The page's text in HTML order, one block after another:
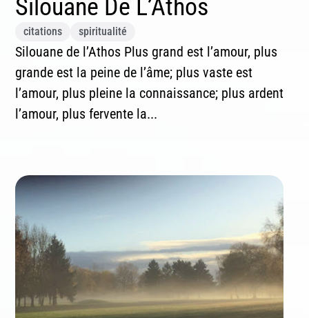
Silouane De L’Athos
citations spiritualité
Silouane de l’Athos Plus grand est l’amour, plus
grande est la peine de l’âme; plus vaste est
l’amour, plus pleine la connaissance; plus ardent
l’amour, plus fervente la...